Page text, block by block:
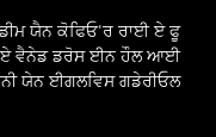
ਯੈਨ ਕੋਫਿਓ'ਰ ਰਾਈ ਏ ਫੂ
ਵੈਨੇਡ ਡਰੋਸ ਈਨ ਹੌਲ ਆਈ
ਯੇਨ ਈਗਲਵਿਸ ਗਡੇਰੀਓਲ